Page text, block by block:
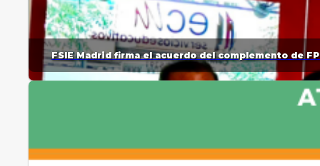
FSIE Madrid firma el acuerdo del complemento de